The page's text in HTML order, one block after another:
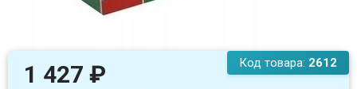
Код товара: 2612
1 427 ₽